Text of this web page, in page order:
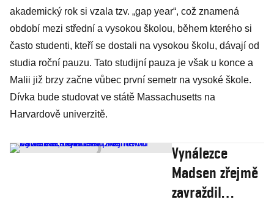
akademický rok si vzala tzv. „gap year“, což znamená
období mezi střední a vysokou školou, během kterého si
často studenti, kteří se dostali na vysokou školu, dávají od
studia roční pauzu. Tato studijní pauza je však u konce a
Malii již brzy začne vůbec první semetr na vysoké škole.
Dívka bude studovat ve státě Massachusetts na
Harvardově univerzitě.
Vynálezce
Madsen zřejmě
zavraždil